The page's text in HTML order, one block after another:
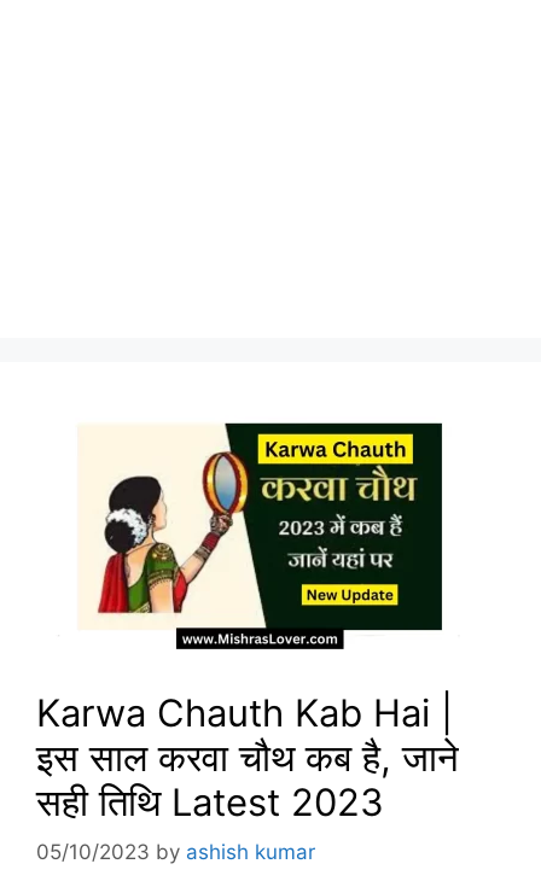
Karwa Chauth Kab Hai |
इस साल करवा चौथ कब है, जाने
सही तिथि Latest 2023
05/10/2023 by ashish kumar